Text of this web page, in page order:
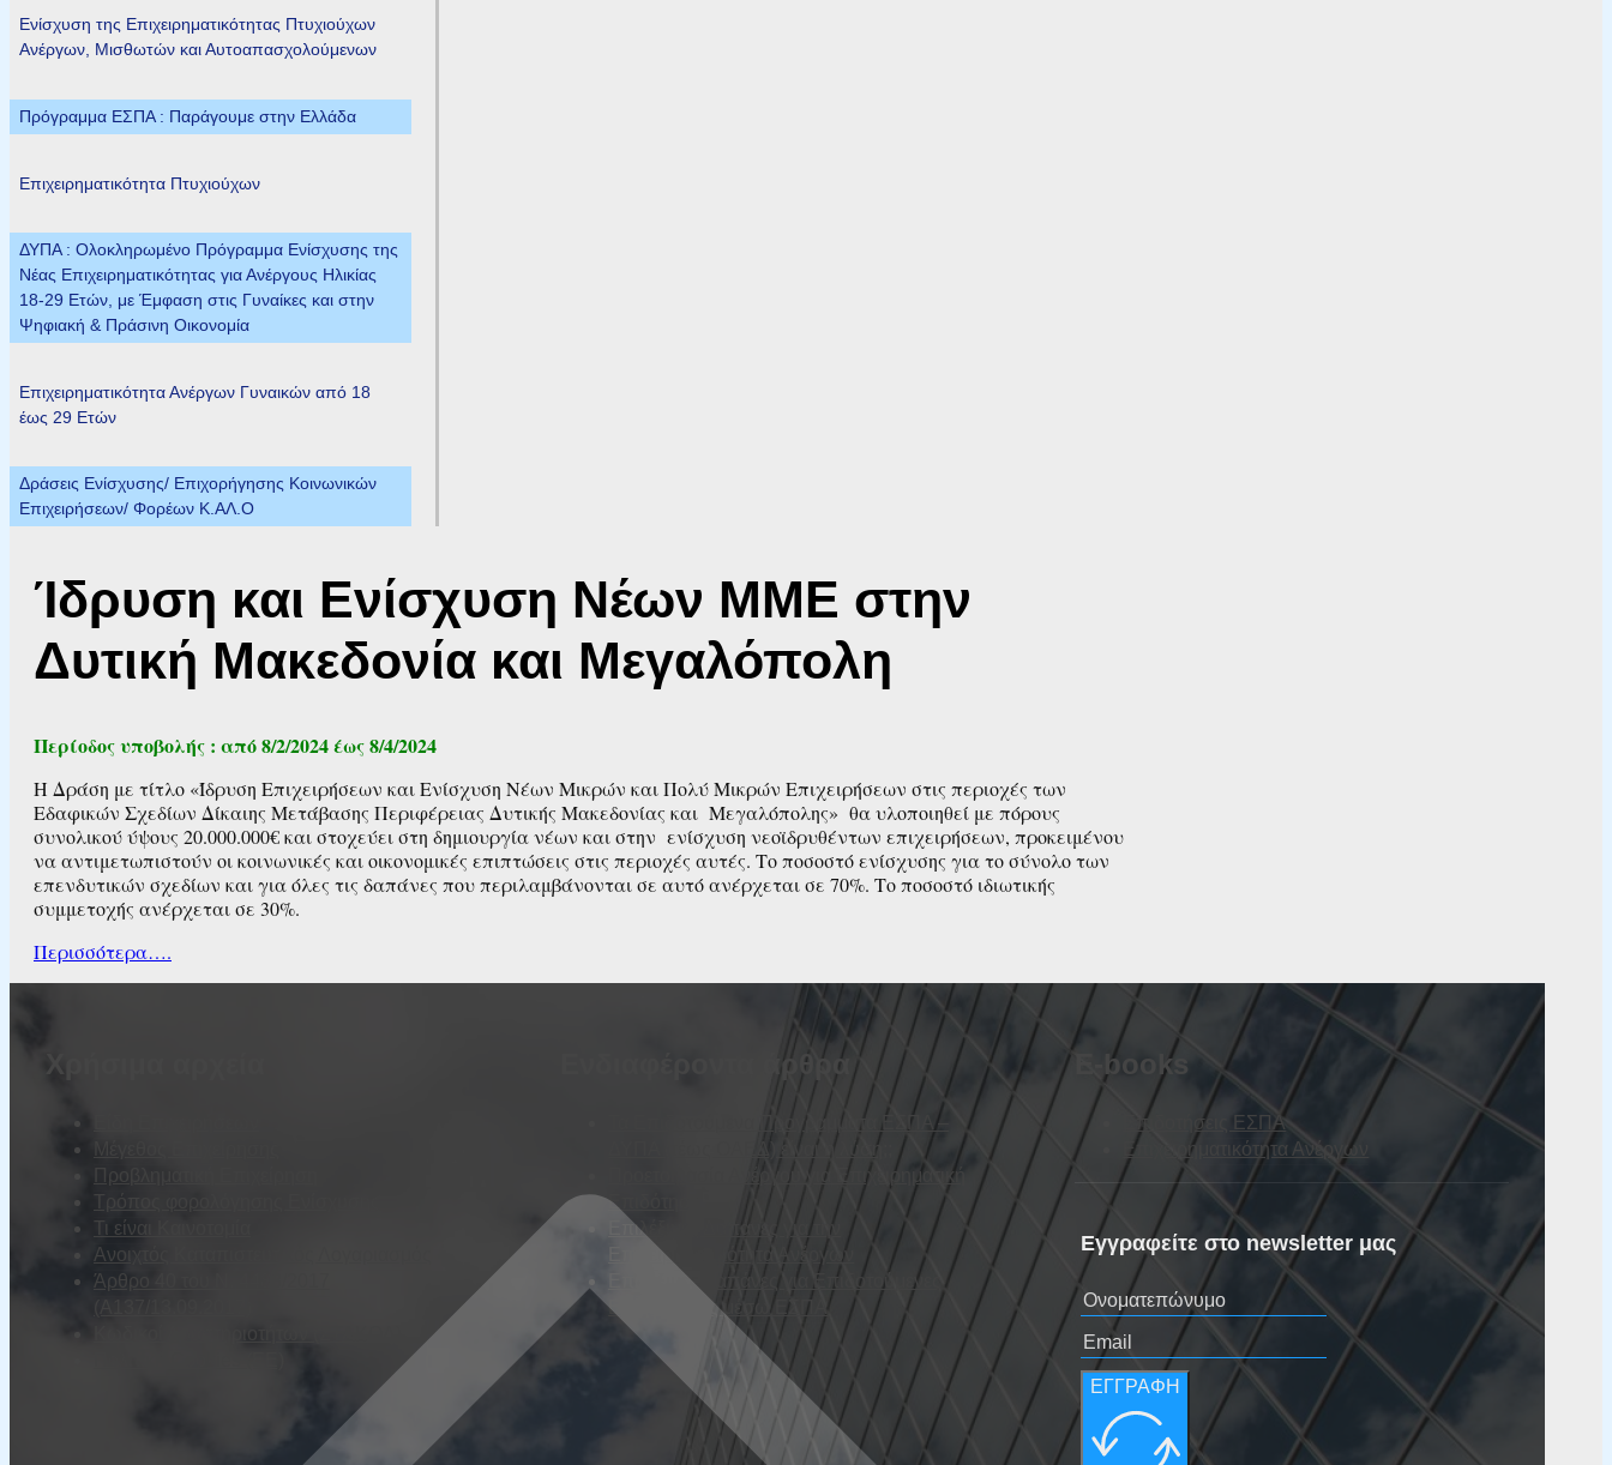
Ενίσχυση της Επιχειρηματικότητας Πτυχιούχων
Ανέργων, Μισθωτών και Αυτοαπασχολούμενων
Πρόγραμμα ΕΣΠΑ : Παράγουμε στην Ελλάδα
Επιχειρηματικότητα Πτυχιούχων
ΔΥΠΑ : Ολοκληρωμένο Πρόγραμμα Ενίσχυσης της
Νέας Επιχειρηματικότητας για Ανέργους Ηλικίας
18-29 Ετών, με Έμφαση στις Γυναίκες και στην
Ψηφιακή & Πράσινη Οικονομία
Επιχειρηματικότητα Ανέργων Γυναικών από 18
έως 29 Ετών
Δράσεις Ενίσχυσης/ Επιχορήγησης Κοινωνικών
Επιχειρήσεων/ Φορέων Κ.ΑΛ.Ο
Ίδρυση και Ενίσχυση Νέων ΜΜΕ στην
Δυτική Μακεδονία και Μεγαλόπολη
Περίοδος υποβολής : από 8/2/2024 έως 8/4/2024
Η Δράση με τίτλο «Ίδρυση Επιχειρήσεων και Ενίσχυση Νέων Μικρών και Πολύ Μικρών Επιχειρήσεων στις περιοχές των
Εδαφικών Σχεδίων Δίκαιης Μετάβασης Περιφέρειας Δυτικής Μακεδονίας και Μεγαλόπολης» θα υλοποιηθεί με πόρους
συνολικού ύψους 20.000.000€ και στοχεύει στη δημιουργία νέων και στην ενίσχυση νεοϊδρυθέντων επιχειρήσεων, προκειμένου
να αντιμετωπιστούν οι κοινωνικές και οικονομικές επιπτώσεις στις περιοχές αυτές. Το ποσοστό ενίσχυσης για το σύνολο των
επενδυτικών σχεδίων και για όλες τις δαπάνες που περιλαμβάνονται σε αυτό ανέρχεται σε 70%. Το ποσοστό ιδιωτικής
συμμετοχής ανέρχεται σε 30%.
Περισσότερα….
Χρήσιμα αρχεία
Μέγεθος Επιχείρησης
Προβληματική Επιχείρηση
Τρόπος φορολόγησης Ενίσχυσης
Τι είναι Καινοτομία
Ανοιχτός Καταπιστευτικός Λογαριασμός
Άρθρο 40 του Ν. 4488/2017
Ενδιαφέροντα άρθρα
Τα Επιδοτούμενα Προγράμματα ΕΣΠΑ –
ΔΥΠΑ (τέως ΟΑΕΔ) είναι η λύση;;
Προετοιμασία Ανέργου για Επιχειρηματική
Επιδότηση
Επιλέξιμες Δαπάνες για την
Επιχειρηματικότητα Ανέργων
Επιλέξιμες Δαπάνες για Επιδοτούμενες
Επιχειρήσεις μέσω ΕΣΠΑ
E-books
Επιδοτήσεις ΕΣΠΑ
Επιχειρηματικότητα Ανέργων
Εγγραφείτε στο newsletter μας
ΕΓΓΡΑΦΗ